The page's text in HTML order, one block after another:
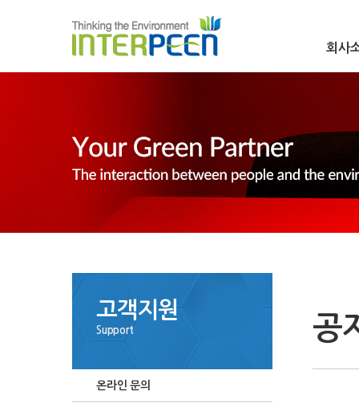
회사
고객지원
Support
온라인 문의
공